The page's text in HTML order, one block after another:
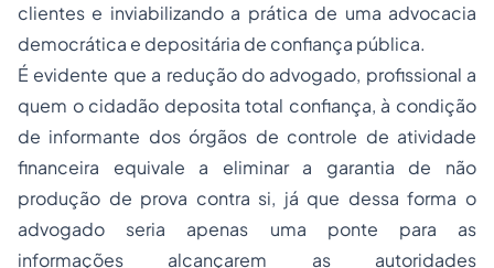
clientes e inviabilizando a prática de uma advocacia
democrática e depositária de confiança pública.
É evidente que a redução do advogado, profissional a
quem o cidadão deposita total confiança, à condição
de informante dos órgãos de controle de atividade
financeira equivale a eliminar a garantia de não
produção de prova contra si, já que dessa forma o
advogado seria apenas uma ponte para as
informações alcançarem as autoridades